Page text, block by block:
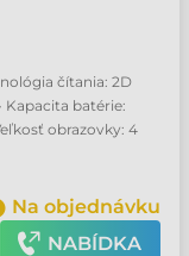
čítania: 2D
Kapacita batérie:
obrazovky: 4
Na objednávku
NABÍDKA